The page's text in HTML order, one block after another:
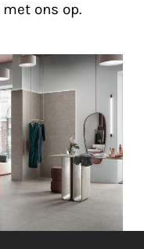
ons op.